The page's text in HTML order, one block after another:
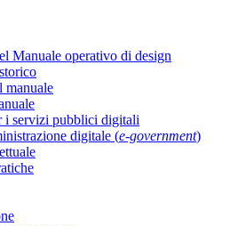
Manuale operativo di design
manuale
i servizi pubblici digitali
digitale (e-government)